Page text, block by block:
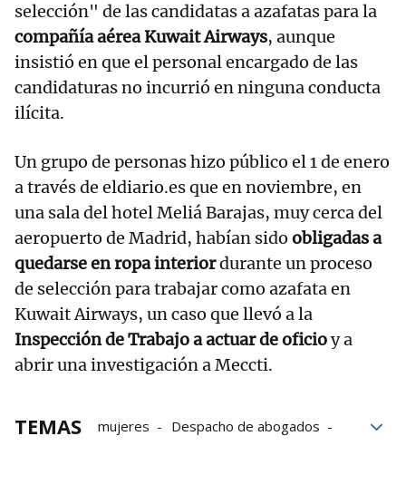
selección" de las candidatas a azafatas para la
compañía aérea Kuwait Airways, aunque
insistió en que el personal encargado de las
candidaturas no incurrió en ninguna conducta
ilícita.
Un grupo de personas hizo público el 1 de enero
a través de eldiario.es que en noviembre, en
una sala del hotel Meliá Barajas, muy cerca del
aeropuerto de Madrid, habían sido obligadas a
quedarse en ropa interiordurante un proceso
de selección para trabajar como azafata en
Kuwait Airways, un caso que llevó a la
Inspección de Trabajo a actuar de oficioy a
abrir una investigación a Meccti.
TEMAS mujeres
Despacho de abogados